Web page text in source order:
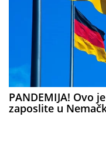
PANDEMIJA! Ovo
zaposlite u